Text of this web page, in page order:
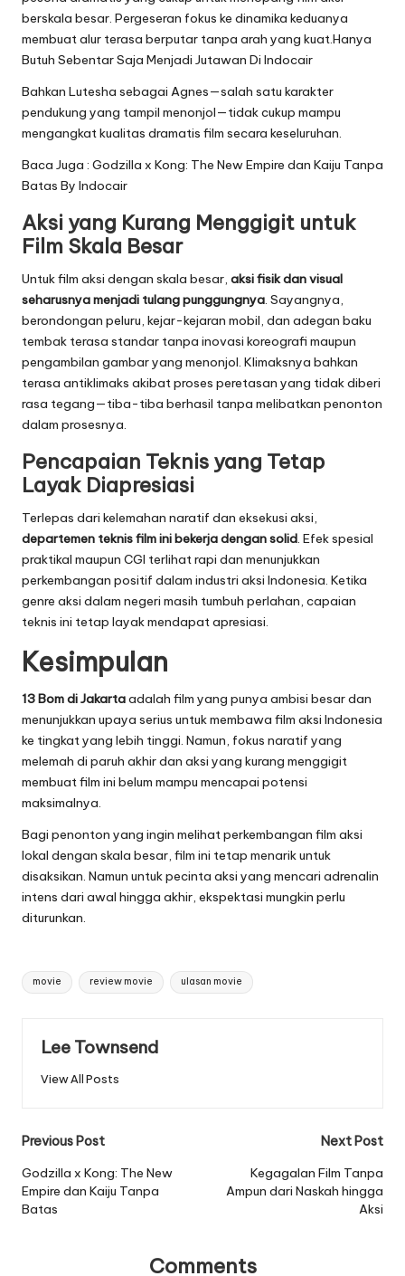
berskala besar. Pergeseran fokus ke dinamika keduanya
membuat alur terasa berputar tanpa arah yang kuat.Hanya
Butuh Sebentar Saja Menjadi Jutawan Di Indocair
Bahkan Lutesha sebagai Agnes—salah satu karakter
pendukung yang tampil menonjol—tidak cukup mampu
mengangkat kualitas dramatis film secara keseluruhan.
Baca Juga : Godzilla x Kong: The New Empire dan Kaiju Tanpa
Batas By Indocair
Aksi yang Kurang Menggigit untuk
Film Skala Besar
Untuk film aksi dengan skala besar, aksi fisik dan visual
seharusnya menjadi tulang punggungnya. Sayangnya,
berondongan peluru, kejar-kejaran mobil, dan adegan baku
tembak terasa standar tanpa inovasi koreografi maupun
pengambilan gambar yang menonjol. Klimaksnya bahkan
terasa antiklimaks akibat proses peretasan yang tidak diberi
rasa tegang—tiba-tiba berhasil tanpa melibatkan penonton
dalam prosesnya.
Pencapaian Teknis yang Tetap
Layak Diapresiasi
Terlepas dari kelemahan naratif dan eksekusi aksi,
departemen teknis film ini bekerja dengan solid. Efek spesial
praktikal maupun CGI terlihat rapi dan menunjukkan
perkembangan positif dalam industri aksi Indonesia. Ketika
genre aksi dalam negeri masih tumbuh perlahan, capaian
teknis ini tetap layak mendapat apresiasi.
Kesimpulan
13 Bom di Jakartaadalah film yang punya ambisi besar dan
menunjukkan upaya serius untuk membawa film aksi Indonesia
ke tingkat yang lebih tinggi. Namun, fokus naratif yang
melemah di paruh akhir dan aksi yang kurang menggigit
membuat film ini belum mampu mencapai potensi
maksimalnya.
Bagi penonton yang ingin melihat perkembangan film aksi
lokal dengan skala besar, film ini tetap menarik untuk
disaksikan. Namun untuk pecinta aksi yang mencari adrenalin
intens dari awal hingga akhir, ekspektasi mungkin perlu
diturunkan.
Tags:
movie review movie ulasan movie
Lee Townsend
View All Posts
Post
navigation
Previous Post
Godzilla x Kong: The New
Empire dan Kaiju Tanpa
Batas
Next Post
Kegagalan Film Tanpa
Ampun dari Naskah hingga
Aksi
Comments